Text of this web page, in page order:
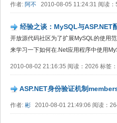
作者: 阿不 2010-08-05 11:24:31 阅读：
经验之谈：MySQL与ASP.NET
开放源代码社区为了扩展MySQL的使用
来学习一下如何在.Net应用程序中使用
2010-08-02 21:16:35 阅读：2026 标签：
ASP.NET身份验证机制
作者: 彬 2010-08-01 21:49:06 阅读：